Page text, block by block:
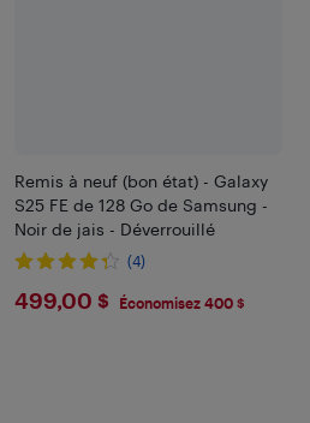
Remis à neuf (bon état) - Galaxy
S25 FE de 128 Go de Samsung -
Noir de jais - Déverrouillé
(4)
$499
499,00 $ Économisez 400 $